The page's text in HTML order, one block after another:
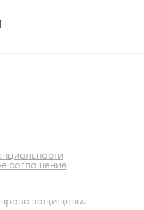
защищены.
соглашение